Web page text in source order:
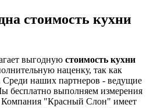
стоимость кухни
выгодную стоимость кухни
наценку, так как
Среди наших партнеров - ведущие
бесплатно выполняем измерения
Компания "Красный Слон" имеет